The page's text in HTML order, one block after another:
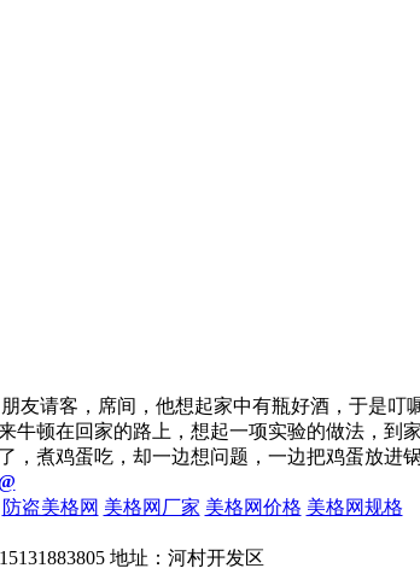
友请客，席间，他想起家中有瓶好酒，于是叮
牛顿在回家的路上，想起一项实验的做法，到
，煮鸡蛋吃，却一边想问题，一边把鸡蛋放进
防盗美格网 美格网厂家 美格网价格 美格网规格
地址：河村开发区